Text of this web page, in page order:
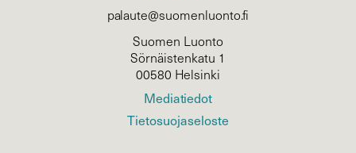
palaute@suomenluonto.fi
Suomen Luonto
Sörnäistenkatu 1
00580 Helsinki
Mediatiedot
Tietosuojaseloste